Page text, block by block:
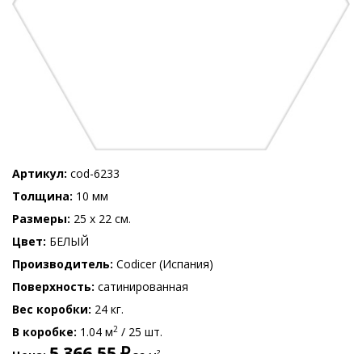
Артикул cod-6233
Толщина 10 мм
Размеры 25 x 22 см.
Цвет БЕЛЫЙ
Производитель Codicer (Испания)
Поверхность сатинированная
Вес коробки 24 кг.
В коробке 1.04 м2 / 25 шт.